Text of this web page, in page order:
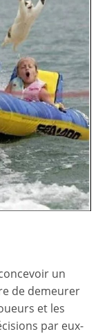
un
de demeurer
et les
par eux-